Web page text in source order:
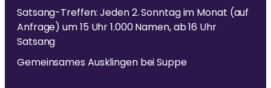
Satsang-Treffen: Jeden 2. Sonntag im Monat (auf
Anfrage) um 15 Uhr 1.000 Namen, ab 16 Uhr
Satsang
Gemeinsames Ausklingen bei Suppe